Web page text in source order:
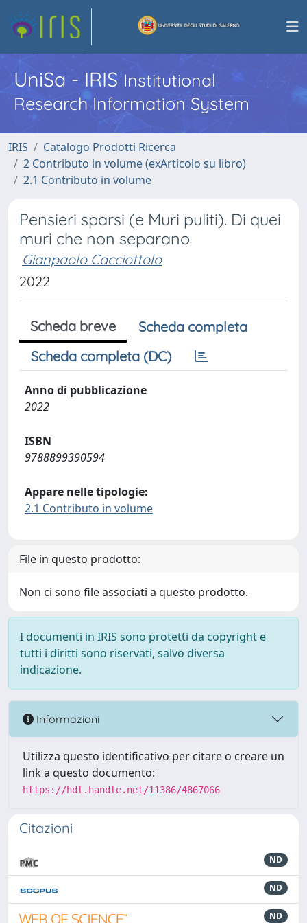
UniSa - IRISInstitutional
Research Information System
IRIS
Catalogo Prodotti Ricerca
2 Contributo in volume (exArticolo su libro)
2.1 Contributo in volume
Pensieri sparsi (e Muri puliti). Di quei
muri che non separano
Gianpaolo Cacciottolo
2022
Scheda breve
Scheda completa
Scheda completa (DC)
Anno di pubblicazione
2022
ISBN
9788899390594
Appare nelle tipologie:
2.1 Contributo in volume
File in questo prodotto:
Non ci sono file associati a questo prodotto.
I documenti in IRIS sono protetti da copyright e
tutti i diritti sono riservati, salvo diversa
indicazione.
Informazioni
Utilizza questo identificativo per citare o creare un
link a questo documento:
https://hdl.handle.net/11386/4867066
Citazioni
ND
ND
ND